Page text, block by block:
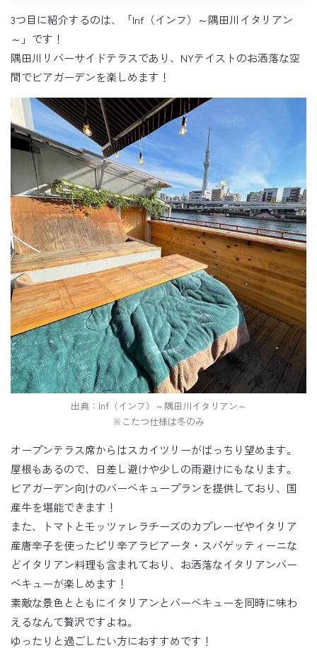
3つ目に紹介するのは、「Inf（インフ）～隅田川イタリアン
～」です！
隅田川リバーサイドテラスであり、NYテイストのお洒落な空
間でビアガーデンを楽しめます！
出典：Inf（インフ）～隅田川イタリアン～
※こたつ仕様は冬のみ
オープンテラス席からはスカイツリーがばっちり望めます。
屋根もあるので、日差し避けや少しの雨避けにもなります。
ビアガーデン向けのバーベキュープランを提供しており、国
産牛を堪能できます！
また、トマトとモッツァレラチーズのカプレーゼやイタリア
産唐辛子を使ったピリ辛アラビアータ・スパゲッティーニな
どイタリアン料理も含まれており、お洒落なイタリアンバー
ベキューが楽しめます！
素敵な景色とともにイタリアンとバーベキューを同時に味わ
えるなんて贅沢ですよね。
ゆったりと過ごしたい方におすすめです！